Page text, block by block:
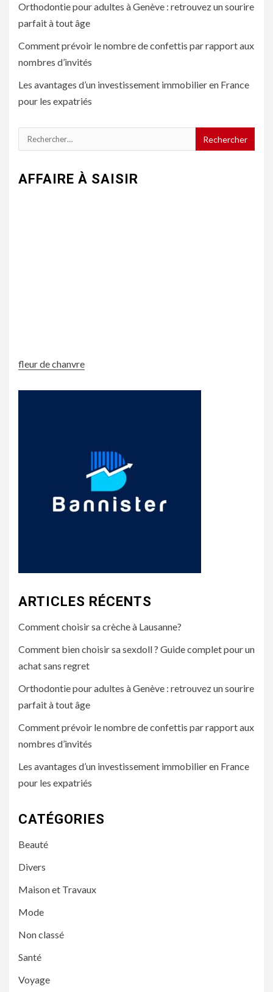
Orthodontie pour adultes à Genève : retrouvez un sourire
parfait à tout âge
Comment prévoir le nombre de confettis par rapport aux
nombres d’invités
Les avantages d’un investissement immobilier en France
pour les expatriés
Rechercher :
AFFAIRE À SAISIR
fleur de chanvre
ARTICLES RÉCENTS
Comment choisir sa crèche à Lausanne?
Comment bien choisir sa sexdoll ? Guide complet pour un
achat sans regret
Orthodontie pour adultes à Genève : retrouvez un sourire
parfait à tout âge
Comment prévoir le nombre de confettis par rapport aux
nombres d’invités
Les avantages d’un investissement immobilier en France
pour les expatriés
CATÉGORIES
Beauté
Divers
Maison et Travaux
Mode
Non classé
Santé
Voyage